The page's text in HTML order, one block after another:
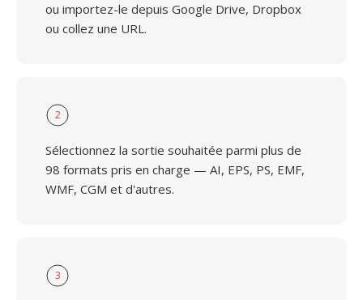
ou importez-le depuis Google Drive, Dropbox
ou collez une URL.
2
Sélectionnez la sortie souhaitée parmi plus de
98 formats pris en charge — AI, EPS, PS, EMF,
WMF, CGM et d'autres.
3